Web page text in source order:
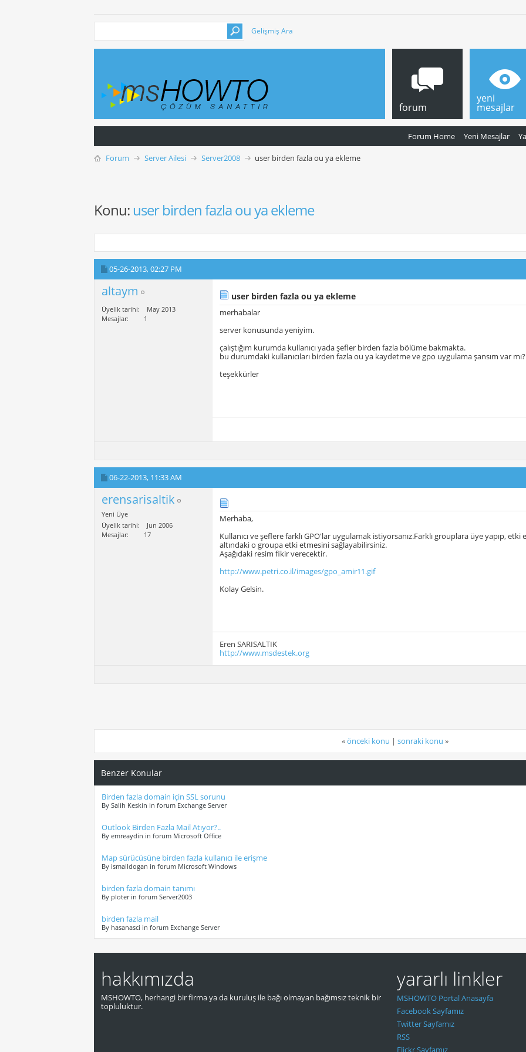
Gelişmiş Ara
forum
Forum Home Yeni Mesajlar
yeni
mesajlar
Forum Server Ailesi Server2008 user birden fazla ou ya ekleme
Konu: user birden fazla ou ya ekleme
05-26-2013,02:27 PM
altaym
Üyelik tarihi
May 2013
Mesajlar
1
user birden fazla ou ya ekleme
merhabalar
server konusunda yeniyim.
çalıştığım kurumda kullanıcı yada şefler birden fazla bölüme bakmakta.
bu durumdaki kullanıcıları birden fazla ou ya kaydetme ve gpo uygulama şansım var mı?
teşekkürler
06-22-2013, 11:33 AM
erensarisaltik
Yeni Üye
Üyelik tarihi
Jun 2006
Mesajlar
17
Merhaba,
Kullanıcı ve şeflere farklı GPO'lar uygulamak istiyorsanız.Farklı grouplara üye yapıp,
altındaki o groupa etki etmesini sağlayabilirsiniz.
Aşağıdaki resim fikir verecektir.
http://www.petri.co.il/images/gpo_amir11.gif
Kolay Gelsin.
Eren SARISALTIK
http://www.msdestek.org
«önceki konu | sonraki konu »
Benzer Konular
Birden fazla domain için SSL sorunu
By Salih Keskin in forum Exchange Server
Outlook Birden Fazla Mail Atıyor?..
By emreaydin in forum Microsoft Office
Map sürücüsüne birden fazla kullanıcı ile erişme
By ismaildogan in forum Microsoft Windows
birden fazla domain tanımı
By ploter in forum Server2003
birden fazla mail
By hasanasci in forum Exchange Server
hakkımızda
MSHOWTO, herhangi bir firma ya da kuruluş ile bağı olmayan bağımsız teknik bir
topluluktur.
yararlı linkler
MSHOWTO Portal Anasayfa
Facebook Sayfamız
Twitter Sayfamız
RSS
Flickr Sayfamız